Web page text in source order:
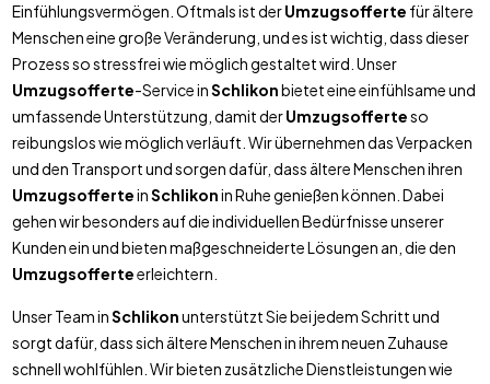
Einfühlungsvermögen. Oftmals ist derUmzugsofferte für ältere
Menschen eine große Veränderung, und es ist wichtig, dass dieser
Prozess so stressfrei wie möglich gestaltet wird. Unser
Umzugsofferte-Service inSchlikonbietet eine einfühlsame und
umfassende Unterstützung, damit derUmzugsofferteso
reibungslos wie möglich verläuft. Wir übernehmen das Verpacken
und den Transport und sorgen dafür, dass ältere Menschen ihren
UmzugsofferteinSchlikonin Ruhe genießen können. Dabei
gehen wir besonders auf die individuellen Bedürfnisse unserer
Kunden ein und bieten maßgeschneiderte Lösungen an, die den
Umzugsofferteerleichtern.
Unser Team inSchlikonunterstützt Sie bei jedem Schritt und
sorgt dafür, dass sich ältere Menschen in ihrem neuen Zuhause
schnell wohlfühlen. Wir bieten zusätzliche Dienstleistungen wie